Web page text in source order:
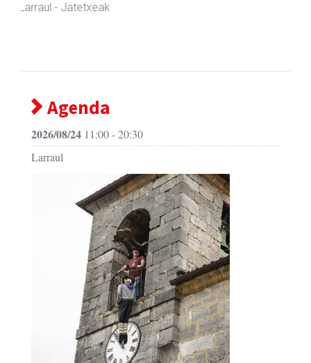
Larraul - Iturgintza
Agenda
2026/08/24 11:00 - 20:30
Larraul